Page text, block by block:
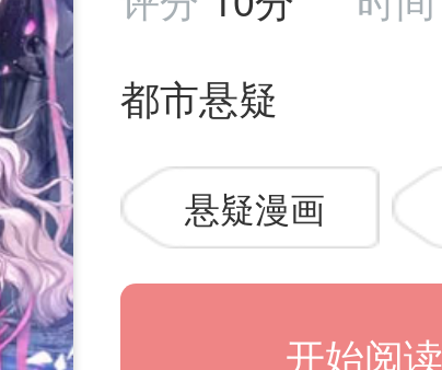
都市悬疑
悬疑漫画
开始阅读